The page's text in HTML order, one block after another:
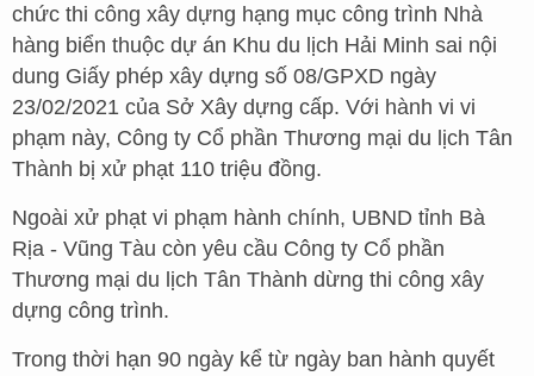
chức thi công xây dựng hạng mục công trình Nhà
hàng biển thuộc dự án Khu du lịch Hải Minh sai nội
dung Giấy phép xây dựng số 08/GPXD ngày
23/02/2021 của Sở Xây dựng cấp. Với hành vi vi
phạm này, Công ty Cổ phần Thương mại du lịch Tân
Thành bị xử phạt 110 triệu đồng.
Ngoài xử phạt vi phạm hành chính, UBND tỉnh Bà
Rịa - Vũng Tàu còn yêu cầu Công ty Cổ phần
Thương mại du lịch Tân Thành dừng thi công xây
dựng công trình.
Trong thời hạn 90 ngày kể từ ngày ban hành quyết